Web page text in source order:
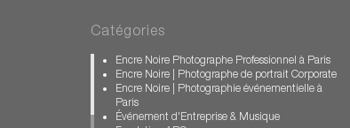
Catégories
Encre Noire Photographe Professionnel à Paris
Encre Noire | Photographe de portrait Corporate
Encre Noire | Photographie événementielle à
Paris
Événement d'Entreprise & Musique